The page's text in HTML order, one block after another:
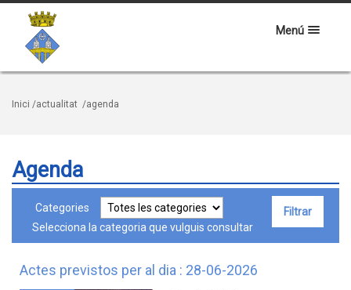
Menú
Inici /actualitat /agenda
Agenda
Categories
Selecciona la categoria que vulguis consultar
Actes previstos per al dia : 28-06-2026